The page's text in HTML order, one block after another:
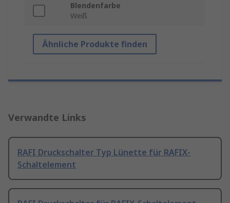
Blendenfarbe
Weiß
Ähnliche Produkte finden
Verwandte Links
RAFI Druckschalter Typ Lünette für RAFIX-
Schaltelement